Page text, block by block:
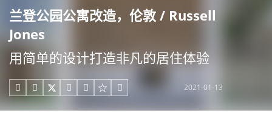
兰登公园公寓改造，伦敦 / Russell
Jones
用简单的设计打造非凡的居住体验
     2021-01-13